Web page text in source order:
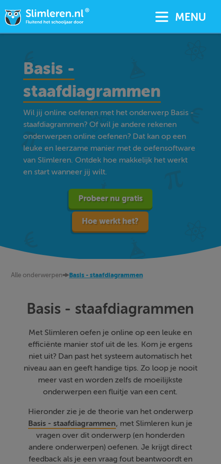
MENU
Basis -
staafdiagrammen
Wil jij online oefenen met het onderwerp Basis -
staafdiagrammen? Of wil je andere rekenen
onderwerpen online oefenen? Dat kan op een
leuke en leerzame manier met de oefensoftware
van Slimleren. Ontdek hoe makkelijk het werkt
en start wanneer jij wilt.
Probeer nu gratis
Hoe werkt het?
Alle onderwerpen Basis - staafdiagrammen
Basis - staafdiagrammen
Met Slimleren oefen je online op een leuke en
efficiënte manier stof uit de les. Kom je ergens
niet uit? Dan past het systeem automatisch het
niveau aan en geeft handige tips. Zo loop je nooit
meer vast en worden zelfs de moeilijkste
onderwerpen een fluitje van een cent.
Hieronder zie je de theorie van het onderwerp
Basis - staafdiagrammen, met Slimleren kun je
vragen over dit onderwerp (en honderden
andere onderwerpen) oefenen. Je krijgt direct
feedback als je een vraag fout beantwoordt en